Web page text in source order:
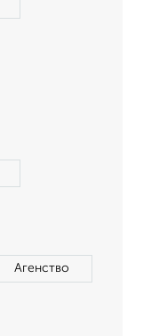
Агенство